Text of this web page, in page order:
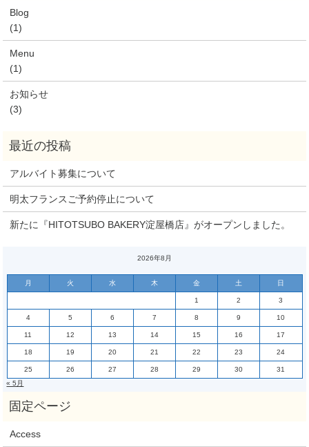
Blog
(1)
Menu
(1)
お知らせ
(3)
アルバイト募集について
明太フランスご予約停止について
新たに『HITOTSUBO BAKERY淀屋橋店』がオープンしました。
2026年8月
月 火 水 木 金 土 日
1 2 3
4 5 6 7 8 9 10
11 12 13 14 15 16 17
18 19 20 21 22 23 24
25 26 27 28 29 30
31
« 5月
Access